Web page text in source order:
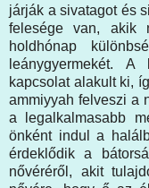
járják a sivatagot és
felesége van, akik
holdhónap
leánygyermekét.
kapcsolat alakult ki,
ammiyyah felveszi a
a legalkalmasabb
önként indul a
érdeklődik a
nővéréről, akit